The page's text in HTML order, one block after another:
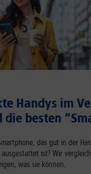
Handys im
die besten
das gut in der
ist? Wir
was sie können.